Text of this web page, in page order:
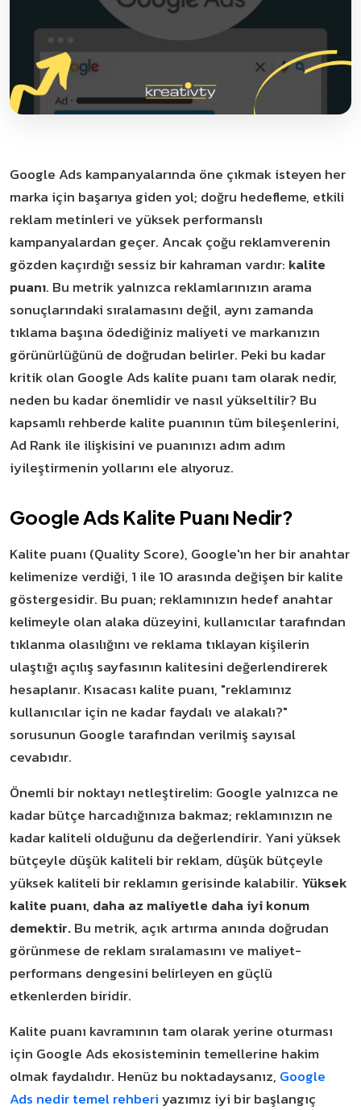
Google Ads kampanyalarında öne çıkmak isteyen her
marka için başarıya giden yol; doğru hedefleme, etkili
reklam metinleri ve yüksek performanslı
kampanyalardan geçer. Ancak çoğu reklamverenin
gözden kaçırdığı sessiz bir kahraman vardır: kalite
puanı. Bu metrik yalnızca reklamlarınızın arama
sonuçlarındaki sıralamasını değil, aynı zamanda
tıklama başına ödediğiniz maliyeti ve markanızın
görünürlüğünü de doğrudan belirler. Peki bu kadar
kritik olan Google Ads kalite puanı tam olarak nedir,
neden bu kadar önemlidir ve nasıl yükseltilir? Bu
kapsamlı rehberde kalite puanının tüm bileşenlerini,
Ad Rank ile ilişkisini ve puanınızı adım adım
iyileştirmenin yollarını ele alıyoruz.
Google Ads Kalite Puanı Nedir?
Kalite puanı (Quality Score), Google'ın her bir anahtar
kelimenize verdiği, 1 ile 10 arasında değişen bir kalite
göstergesidir. Bu puan; reklamınızın hedef anahtar
kelimeyle olan alaka düzeyini, kullanıcılar tarafından
tıklanma olasılığını ve reklama tıklayan kişilerin
ulaştığı açılış sayfasının kalitesini değerlendirerek
hesaplanır. Kısacası kalite puanı, "reklamınız
kullanıcılar için ne kadar faydalı ve alakalı?"
sorusunun Google tarafından verilmiş sayısal
cevabıdır.
Önemli bir noktayı netleştirelim: Google yalnızca ne
kadar bütçe harcadığınıza bakmaz; reklamınızın ne
kadar kaliteli olduğunu da değerlendirir. Yani yüksek
bütçeyle düşük kaliteli bir reklam, düşük bütçeyle
yüksek kaliteli bir reklamın gerisinde kalabilir. Yüksek
kalite puanı, daha az maliyetle daha iyi konum
demektir.Bu metrik, açık artırma anında doğrudan
görünmese de reklam sıralamasını ve maliyet-
performans dengesini belirleyen en güçlü
etkenlerden biridir.
Kalite puanı kavramının tam olarak yerine oturması
için Google Ads ekosisteminin temellerine hakim
olmak faydalıdır. Henüz bu noktadaysanız, Google
Ads nedir temel rehberiyazımız iyi bir başlangıç